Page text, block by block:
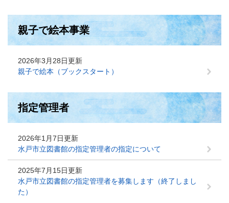
親子で絵本事業
2026年3月28日更新
親子で絵本（ブックスタート）
指定管理者
2026年1月7日更新
水戸市立図書館の指定管理者の指定について
2025年7月15日更新
水戸市立図書館の指定管理者を募集します（終了しまし
た）